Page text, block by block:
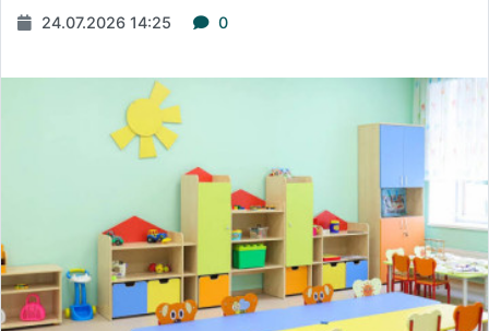
24.07.2026 14:25 0